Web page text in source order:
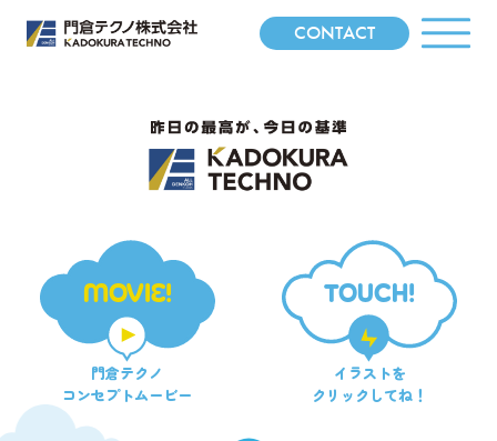
CONTACT
MOVIE!
門倉テクノ
コンセプトムービー
TOUCH!
イラストを
クリックしてね！